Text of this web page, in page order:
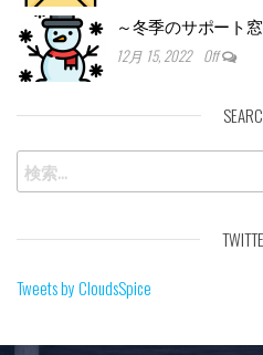
～冬季のサポート
12月 15, 2022 Off
Tweets by CloudsSpice